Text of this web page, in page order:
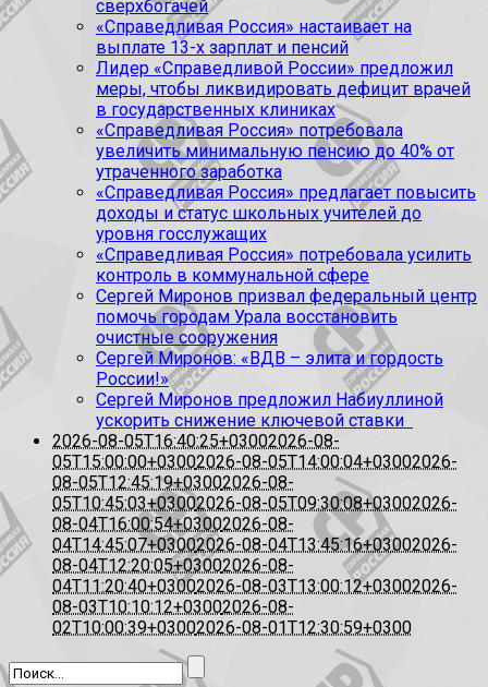
сверхбогачей
«Справедливая Россия» настаивает на
выплате 13-х зарплат и пенсий
Лидер «Справедливой России» предложил
меры, чтобы ликвидировать дефицит врачей
в государственных клиниках
«Справедливая Россия» потребовала
увеличить минимальную пенсию до 40% от
утраченного заработка
«Справедливая Россия» предлагает повысить
доходы и статус школьных учителей до
уровня госслужащих
«Справедливая Россия» потребовала усилить
контроль в коммунальной сфере
Сергей Миронов призвал федеральный центр
помочь городам Урала восстановить
очистные сооружения
Сергей Миронов: «ВДВ – элита и гордость
России!»
Сергей Миронов предложил Набиуллиной
ускорить снижение ключевой ставки
2026-08-05T16:40:25+03002026-08-
05T15:00:00+03002026-08-05T14:00:04+03002026-
08-05T12:45:19+03002026-08-
05T10:45:03+03002026-08-05T09:30:08+03002026-
08-04T16:00:54+03002026-08-
04T14:45:07+03002026-08-04T13:45:16+03002026-
08-04T12:20:05+03002026-08-
04T11:20:40+03002026-08-03T13:00:12+03002026-
08-03T10:10:12+03002026-08-
02T10:00:39+03002026-08-01T12:30:59+0300